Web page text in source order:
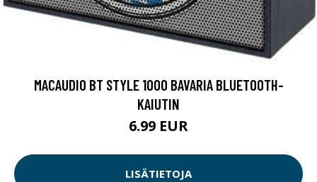
MACAUDIO BT STYLE 1000 BAVARIA BLUETOOTH-
KAIUTIN
6.99 EUR
LISÄTIETOJA